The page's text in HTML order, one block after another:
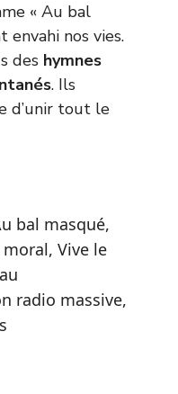
« Au bal
nos vies.
des hymnes
. Ils
d’unir tout le
bal masqué,
moral, Vive le
radio massive,